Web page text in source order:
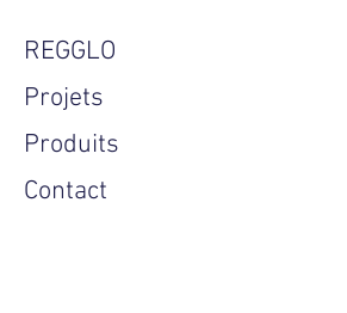
REGGLO
Projets
Produits
Contact